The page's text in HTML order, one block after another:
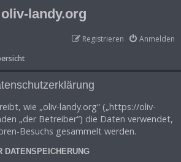
oliv-landy.org
Anmelden
Registrieren
wie „oliv-landy.org“ („https://oliv-
„der Betreiber“) die Daten verwendet,
Besuchs gesammelt werden.
DATENSPEICHERUNG